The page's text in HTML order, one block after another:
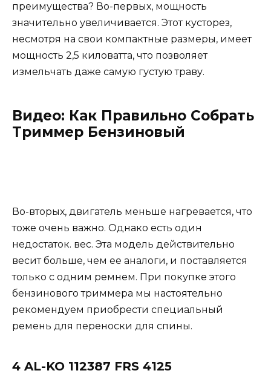
преимущества? Во-первых, мощность
значительно увеличивается. Этот кусторез,
несмотря на свои компактные размеры, имеет
мощность 2,5 киловатта, что позволяет
измельчать даже самую густую траву.
Видео: Как Правильно Собрать
Триммер Бензиновый
Во-вторых, двигатель меньше нагревается, что
тоже очень важно. Однако есть один
недостаток. вес. Эта модель действительно
весит больше, чем ее аналоги, и поставляется
только с одним ремнем. При покупке этого
бензинового триммера мы настоятельно
рекомендуем приобрести специальный
ремень для переноски для спины.
4 AL-KO 112387 FRS 4125